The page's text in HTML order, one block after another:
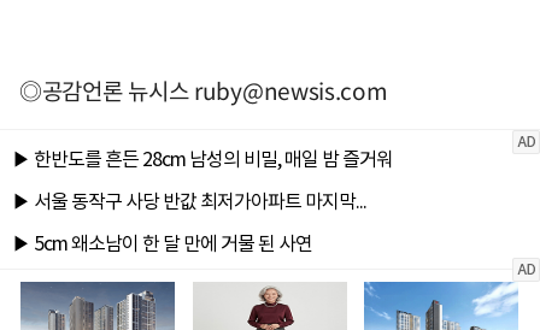
◎공감언론 뉴시스ruby@newsis.com